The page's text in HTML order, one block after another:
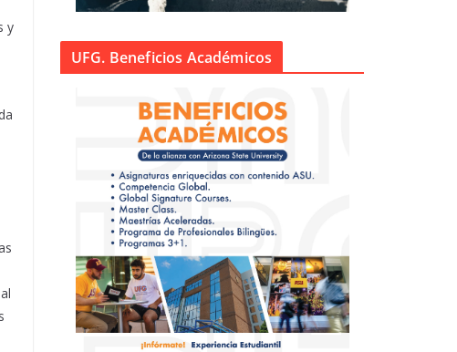
y
UFG. Beneficios Académicos